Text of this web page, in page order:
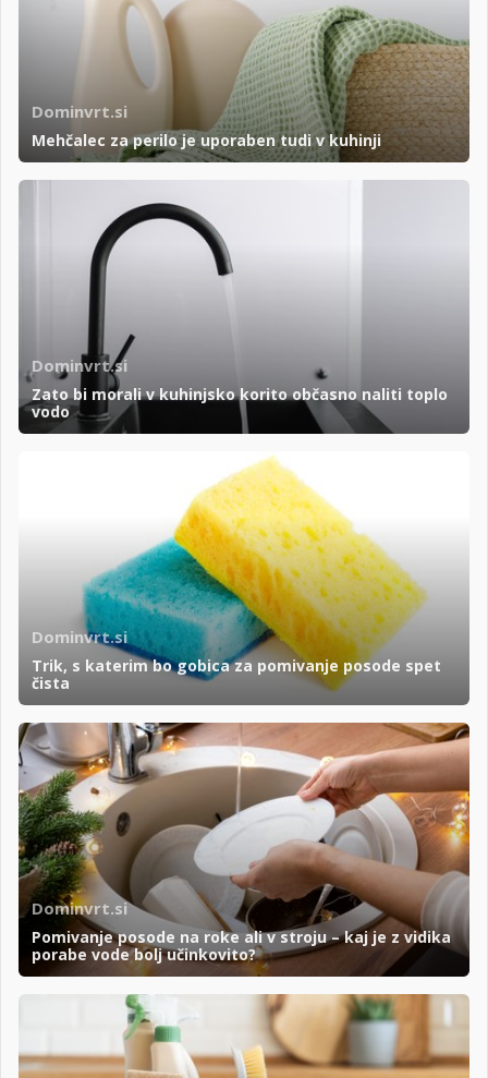
Dominvrt.si
Mehčalec za perilo je uporaben tudi v kuhinji
Dominvrt.si
Zato bi morali v kuhinjsko korito občasno naliti toplo
vodo
Dominvrt.si
Trik, s katerim bo gobica za pomivanje posode spet
čista
Dominvrt.si
Pomivanje posode na roke ali v stroju – kaj je z vidika
porabe vode bolj učinkovito?